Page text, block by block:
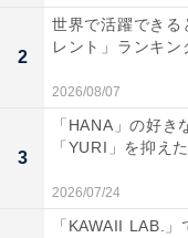
「黒部ダムの雄
じる名前だから
2
世界で活躍できる
レント」ランキン
2026/08/07
3
「HANA」の好
「YURI」を抑え
2026/07/24
「KAWAII LAB.